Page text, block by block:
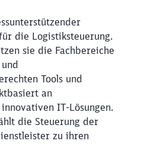
die Logistiksteuerung.
sie die Fachbereiche
Tools und
an
IT-Lösungen.
die Steuerung der
zu ihren